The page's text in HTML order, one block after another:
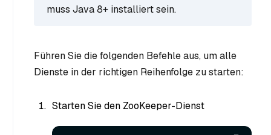
muss Java 8+ installiert sein.
Führen Sie die folgenden Befehle aus, um alle
Dienste in der richtigen Reihenfolge zu starten:
Starten Sie den ZooKeeper-Dienst